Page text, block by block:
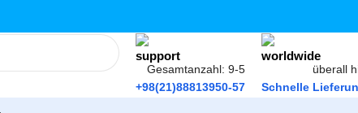
Gesamtanzahl: 9-5
+98(21)88813950-57
überall
Schnelle